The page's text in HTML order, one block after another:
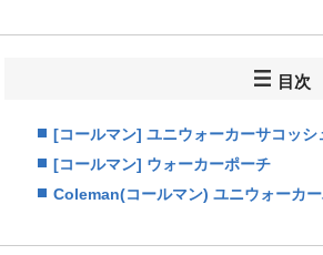
目次
[コールマン] ユニウォーカーサコッシ
[コールマン] ウォーカーポーチ
Coleman(コールマン) ユニウォーカ